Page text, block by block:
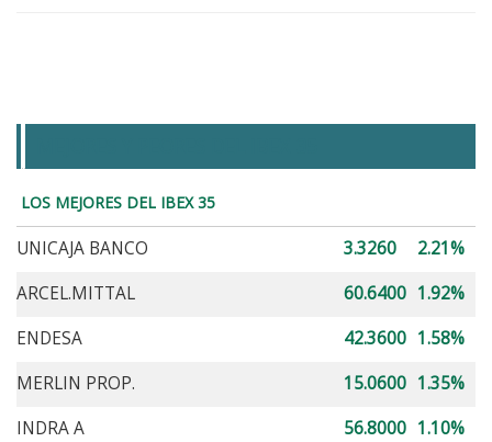
LOS MEJORES DEL IBEX 35
UNICAJA BANCO 3.3260
2.21%
ARCEL.MITTAL
60.6400 1.92%
ENDESA
42.3600 1.58%
MERLIN PROP.
15.0600 1.35%
INDRA A
56.8000 1.10%